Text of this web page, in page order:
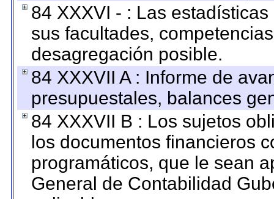
84 XXXVI - : Las
sus facultades,
desagregación posible.
84 XXXVII A : Informe de
presupuestales, balances
84 XXXVII B : Los sujetos
los documentos financieros
programáticos, que le sean
General de Contabilidad